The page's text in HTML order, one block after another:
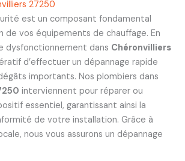
27250
est un composant fondamental
de vos équipements de chauffage. En
dysfonctionnement dans Chéronvilliers
d’effectuer un dépannage rapide
importants. Nos plombiers dans
interviennent pour réparer ou
essentiel, garantissant ainsi la
de votre installation. Grâce à
nous vous assurons un dépannage